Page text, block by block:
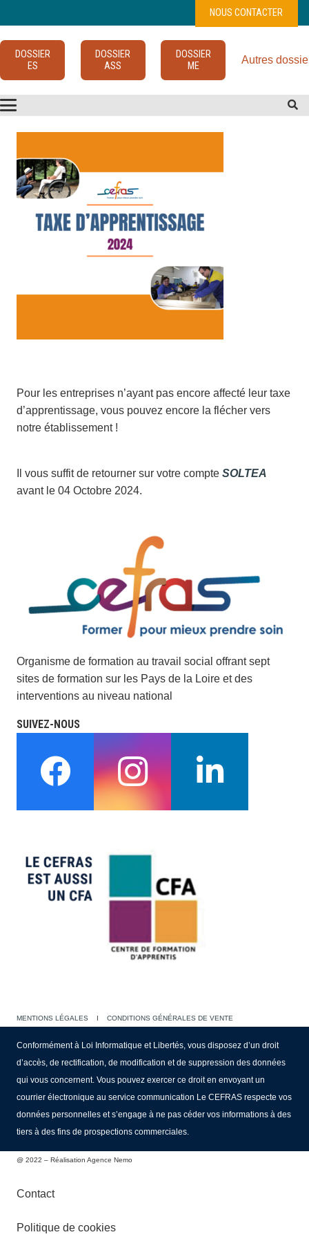
NOUS CONTACTER
DOSSIER
ES
DOSSIER
ASS
DOSSIER
ME
Autres
Pour les entreprises n’ayant pas encore affecté leur taxe
d’apprentissage, vous pouvez encore la flécher vers
notre établissement !
Il vous suffit de retourner sur votre compte SOLTEA
avant le 04 Octobre 2024.
Organisme de formation au travail social offrant sept
sites de formation sur les Pays de la Loire et des
interventions au niveau national
SUIVEZ-NOUS
MENTIONS LÉGALES I CONDITIONS GÉNÉRALES DE VENTE
Conformément à Loi Informatique et Libertés, vous disposez d’un droit
d’accès, de rectification, de modification et de suppression des données
qui vous concernent. Vous pouvez exercer ce droit en envoyant un
courrier électronique au service communication Le CEFRAS respecte vos
données personnelles et s’engage à ne pas céder vos informations à des
tiers à des fins de prospections commerciales.
@ 2022 – Réalisation Agence Nemo
Contact
Politique de cookies